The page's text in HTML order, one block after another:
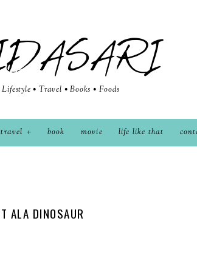
Lifestyle • Travel • Books • Foods
travel book movie life like that
ALA DINOSAUR